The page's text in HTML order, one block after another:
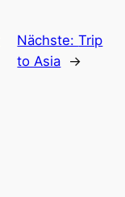
Nächste:Trip
to Asia →